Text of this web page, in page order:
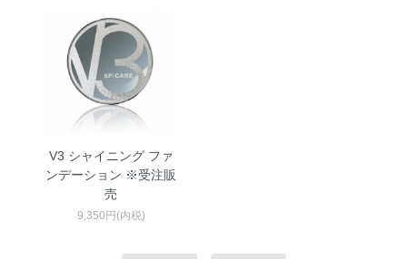
V3 シャイニング ファ
ンデーション ※受注販
売
9,350円(内税)